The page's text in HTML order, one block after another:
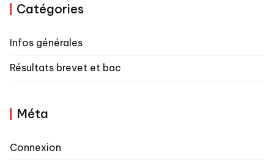
Catégories
Infos générales
Résultats brevet et bac
Méta
Connexion